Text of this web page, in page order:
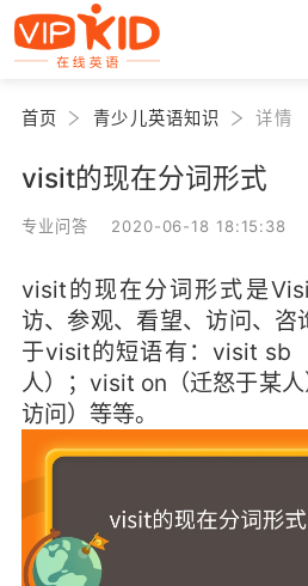
首页 青少儿英语知识 详情
visit的现在分词形式
专业问答 2020-06-18 18:15:38
visit的现在分词形式是
访、参观、看望、访问、咨
于visit的短语有：visit sb
人）；visit on（迁怒于某人
访问）等等。